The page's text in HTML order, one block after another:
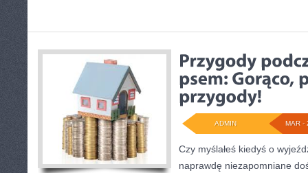
MAR -
ADMIN
Czy myślałeś kiedyś o
naprawdę niezapomniane